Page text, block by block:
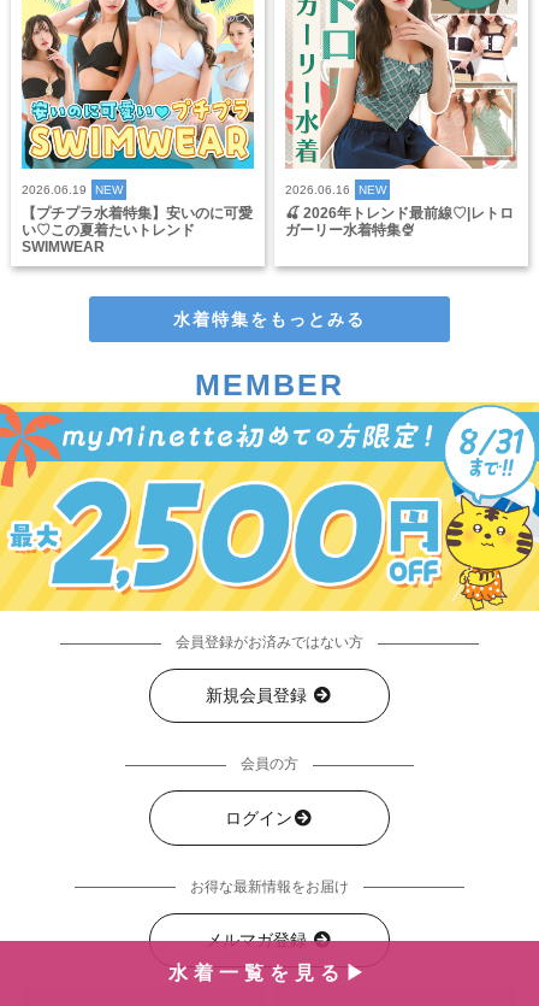
水着一覧を見る▶︎
2026.06.19 NEW
【プチプラ水着特集】安いのに可愛
い♡この夏着たいトレンド
SWIMWEAR
2026.06.16 NEW
🍒 2026年トレンド最前線♡|レトロ
ガーリー水着特集🍨
水着特集をもっとみる
MEMBER
会員登録がお済みではない方
新規会員登録
会員の方
ログイン
お得な最新情報をお届け
メルマガ登録